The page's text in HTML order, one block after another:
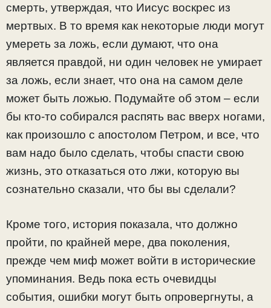
смерть, утверждая, что Иисус воскрес из
мертвых. В то время как некоторые люди могут
умереть за ложь, если думают, что она
является правдой, ни один человек не умирает
за ложь, если знает, что она на самом деле
может быть ложью. Подумайте об этом – если
бы кто-то собирался распять вас вверх ногами,
как произошло с апостолом Петром, и все, что
вам надо было сделать, чтобы спасти свою
жизнь, это отказаться ото лжи, которую вы
сознательно сказали, что бы вы сделали?
Кроме того, история показала, что должно
пройти, по крайней мере, два поколения,
прежде чем миф может войти в исторические
упоминания. Ведь пока есть очевидцы
события, ошибки могут быть опровергнуты, а